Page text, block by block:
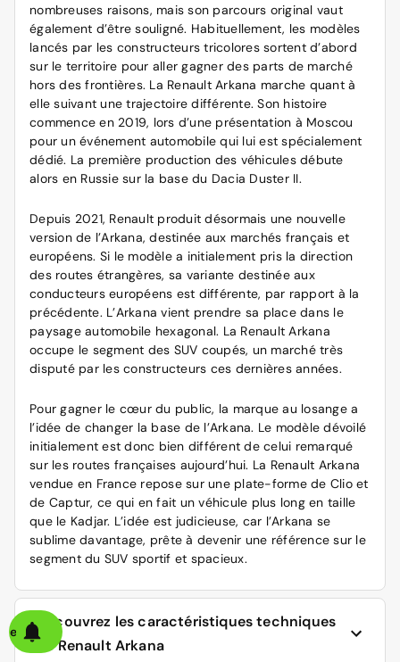
nombreuses raisons, mais son parcours original vaut
également d’être souligné. Habituellement, les modèles
lancés par les constructeurs tricolores sortent d’abord
sur le territoire pour aller gagner des parts de marché
hors des frontières. La Renault Arkana marche quant à
elle suivant une trajectoire différente. Son histoire
commence en 2019, lors d’une présentation à Moscou
pour un événement automobile qui lui est spécialement
dédié. La première production des véhicules débute
alors en Russie sur la base du Dacia Duster II.
Depuis 2021, Renault produit désormais une nouvelle
version de l’Arkana, destinée aux marchés français et
européens. Si le modèle a initialement pris la direction
des routes étrangères, sa variante destinée aux
conducteurs européens est différente, par rapport à la
précédente. L’Arkana vient prendre sa place dans le
paysage automobile hexagonal. La Renault Arkana
occupe le segment des SUV coupés, un marché très
disputé par les constructeurs ces dernières années.
Pour gagner le cœur du public, la marque au losange a
l’idée de changer la base de l’Arkana. Le modèle dévoilé
initialement est donc bien différent de celui remarqué
sur les routes françaises aujourd’hui. La Renault Arkana
vendue en France repose sur une plate-forme de Clio et
de Captur, ce qui en fait un véhicule plus long en taille
que le Kadjar. L’idée est judicieuse, car l’Arkana se
sublime davantage, prête à devenir une référence sur le
segment du SUV sportif et spacieux.
Découvrez les caractéristiques techniques
de Renault Arkana